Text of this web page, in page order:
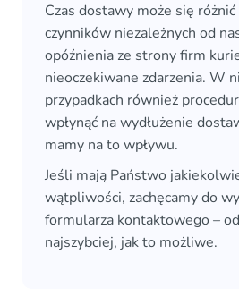
Czas dostawy może się
czynników niezależnych od
opóźnienia ze strony firm
nieoczekiwane zdarzenia. W
przypadkach również
wpłynąć na wydłużenie
mamy na to wpływu.
Jeśli mają Państwo
wątpliwości, zachęcamy do
formularza kontaktowego –
najszybciej, jak to możliwe.